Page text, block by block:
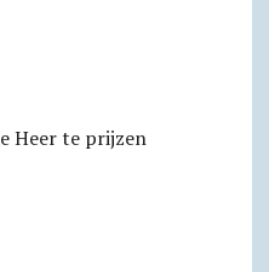
Heer te prijzen